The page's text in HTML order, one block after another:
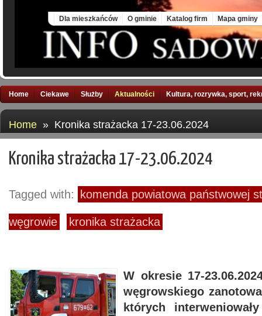
Dla mieszkańców O gminie Katalog firm Mapa gminy
Home Ciekawe Służby Aktualności Kultura, rozrywka, sport,
Home » Kronika strażacka 17-23.06.2024
Kronika strażacka 17-23.06.2024
Tagged with: komenda powiatowa państwowej
węgrowie kronika strażacka
W okresie17-
węgrowskiego
których interweniowały